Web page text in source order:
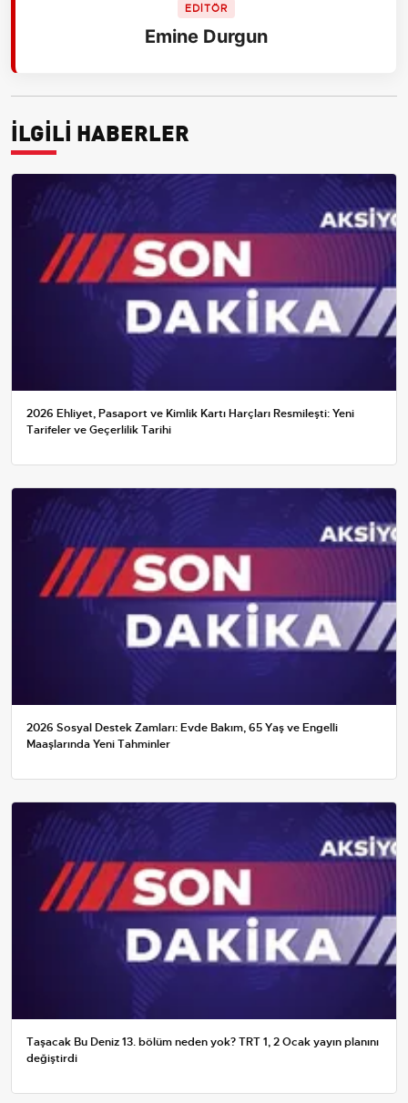
EDİTÖR
Emine Durgun
İLGİLİ HABERLER
2026 Ehliyet, Pasaport ve Kimlik Kartı Harçları Resmileşti: Yeni
Tarifeler ve Geçerlilik Tarihi
2026 Sosyal Destek Zamları: Evde Bakım, 65 Yaş ve Engelli
Maaşlarında Yeni Tahminler
Taşacak Bu Deniz 13. bölüm neden yok? TRT 1, 2 Ocak yayın planını
değiştirdi